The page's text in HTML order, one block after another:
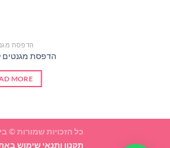
הדפסת
הדפסת מגנטים
MORE
כל הזכויות שמורות ©
תקנון ותנאי שימוש